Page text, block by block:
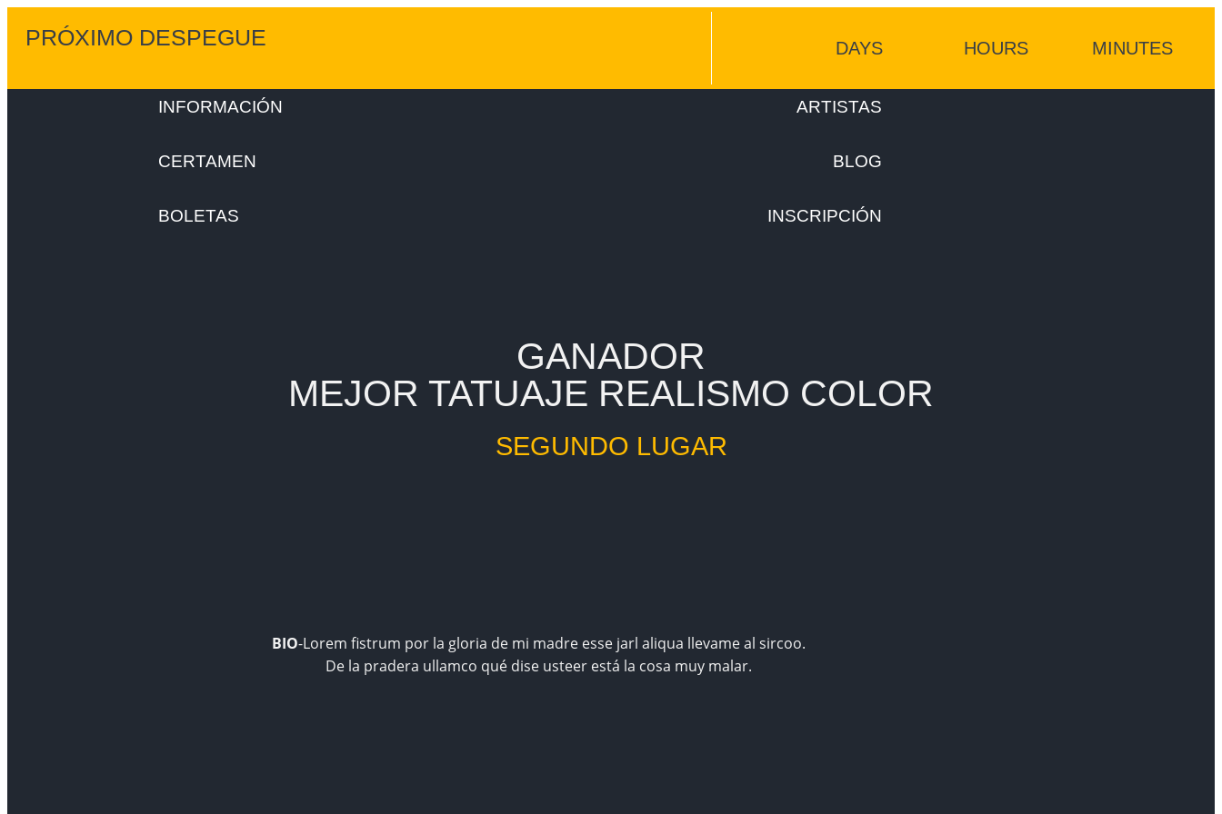
PRÓXIMO DESPEGUE DAYS HOURS MINUTES
INFORMACIÓN
CERTAMEN
BOLETAS
ARTISTAS
BLOG
INSCRIPCIÓN
GANADOR
MEJOR TATUAJE REALISMO COLOR
SEGUNDO LUGAR
BIO-Lorem fistrum por la gloria de mi madre esse jarl aliqua llevame al sircoo.
De la pradera ullamco qué dise usteer está la cosa muy malar.